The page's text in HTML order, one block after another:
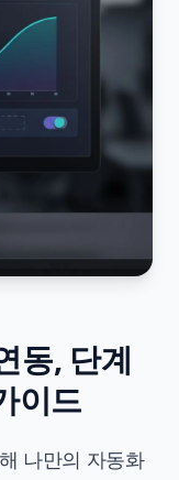
동, 단계
이드
나만의 자동화